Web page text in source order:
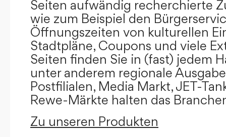
Seiten aufwändig recherchierte
wie zum Beispiel den
Öffnungszeiten von kulturellen
Stadtpläne, Coupons und viele
Seiten finden Sie in (fast) jedem
unter anderem regionale
Postfilialen, Media Markt, JET-
Rewe-Märkte halten das
Zu unseren Produkten